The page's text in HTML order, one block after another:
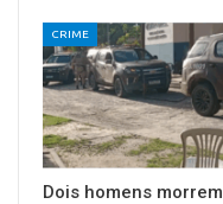
CRIME
Dois homens morrem